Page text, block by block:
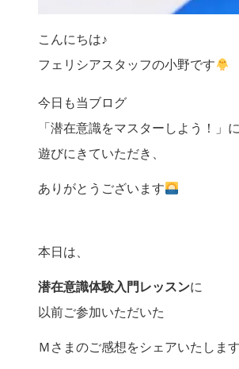
こんにちは♪
フェリシアスタッフの小野です
今日も当ブログ
「潜在意識をマスターしよう！」
遊びにきていただき、
ありがとうございます
本日は、
潜在意識体験入門レッスンに
以前ご参加いただいた
Ｍさまのご感想をシェアいたしま